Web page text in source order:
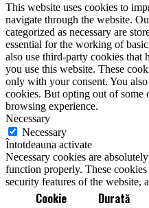
This website uses cookies to
navigate through the website.
categorized as necessary are
essential for the working of
also use third-party cookies that
you use this website. These
only with your consent. You
cookies. But opting out of some
browsing experience.
Necessary
Necessary
Întotdeauna activate
Necessary cookies are
function properly. These
security features of the website,
Cookie Durată